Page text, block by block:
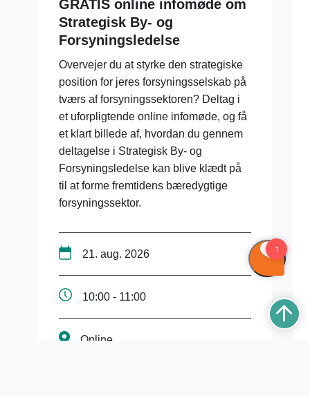
GRATIS online infomøde om
Strategisk By- og
Forsyningsledelse
Overvejer du at styrke den strategiske
position for jeres forsyningsselskab på
tværs af forsyningssektoren? Deltag i
et uforpligtende online infomøde, og få
et klart billede af, hvordan du gennem
deltagelse i Strategisk By- og
Forsyningsledelse kan blive klædt på
til at forme fremtidens bæredygtige
forsyningssektor.
21. aug. 2026
10:00 - 11:00
Online